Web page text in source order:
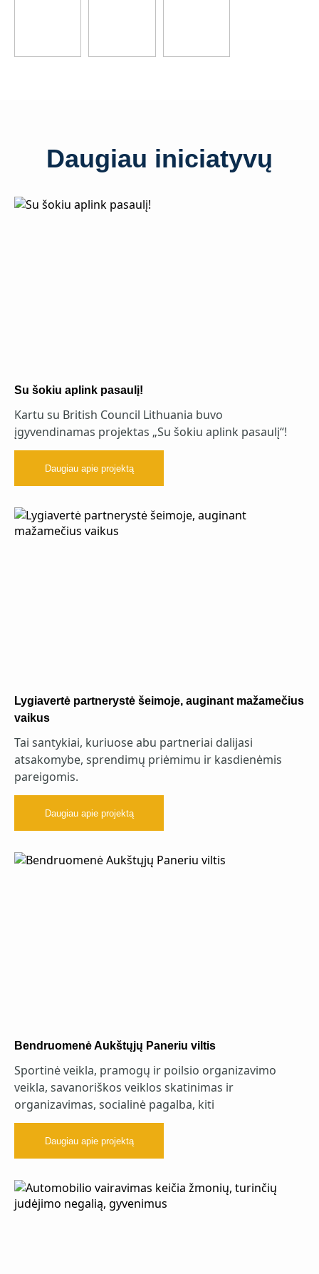
Daugiau iniciatyvų
Su šokiu aplink pasaulį!
Kartu su British Council Lithuania buvo
įgyvendinamas projektas „Su šokiu aplink pasaulį“!
Daugiau apie projektą
Lygiavertė partnerystė šeimoje, auginant mažamečius
vaikus
Tai santykiai, kuriuose abu partneriai dalijasi
atsakomybe, sprendimų priėmimu ir kasdienėmis
pareigomis.
Daugiau apie projektą
Bendruomenė Aukštųjų Paneriu viltis
Sportinė veikla, pramogų ir poilsio organizavimo
veikla, savanoriškos veiklos skatinimas ir
organizavimas, socialinė pagalba, kiti
Daugiau apie projektą